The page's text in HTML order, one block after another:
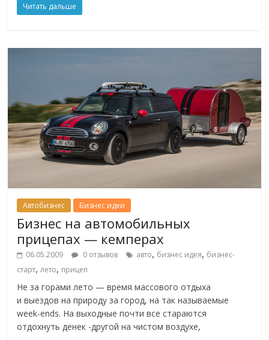
Читать дальше
Автобизнес Бизнес идеи
Бизнес на автомобильных
прицепах — кемперах
06.05.2009 0 отзывов авто, бизнес идея, бизнес-
старт,лето, прицеп
Не за горами лето — время массового отдыха
и выездов на природу за город, на так называемые
week-ends. На выходные почти все стараются
отдохнуть денек -другой на чистом воздухе,